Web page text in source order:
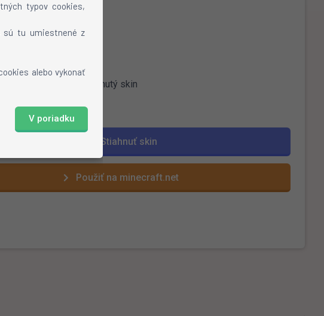
typov cookies,
sú tu umiestnené z
alebo vykonať
V poriadku
na mojang.net
a vyberte stiahnutý skin
Stiahnuť skin
Použiť na minecraft.net